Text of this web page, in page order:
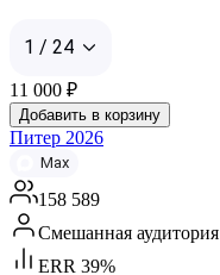
1 / 24
11 000 ₽
Добавить в корзину
Питер 2026
Max
158 589
Смешанная аудитория
ERR 39%